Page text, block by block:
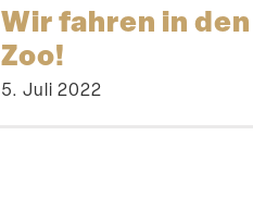
Wir fahren in den
Zoo!
5. Juli 2022